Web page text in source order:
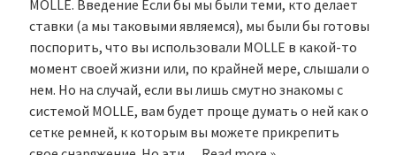
MOLLE. Введение Если бы мы были теми, кто делает
ставки (а мы таковыми являемся), мы были бы готовы
поспорить, что вы использовали MOLLE в какой-то
момент своей жизни или, по крайней мере, слышали о
нем. Но на случай, если вы лишь смутно знакомы с
системой MOLLE, вам будет проще думать о ней как о
сетке ремней, к которым вы можете прикрепить